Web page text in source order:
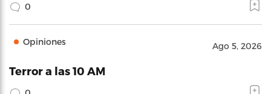
0
Opiniones Ago 5, 2026
Terror a las 10 AM